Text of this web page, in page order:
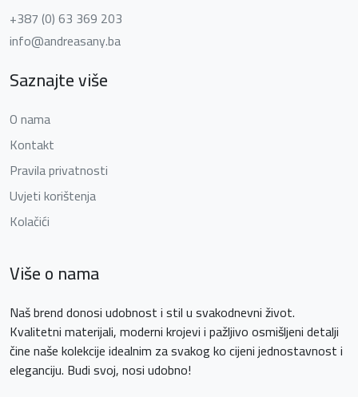
+387 (0) 63 369 203
info@andreasany.ba
Saznajte više
O nama
Kontakt
Pravila privatnosti
Uvjeti korištenja
Kolačići
Više o nama
Naš brend donosi udobnost i stil u svakodnevni život.
Kvalitetni materijali, moderni krojevi i pažljivo osmišljeni detalji
čine naše kolekcije idealnim za svakog ko cijeni jednostavnost i
eleganciju. Budi svoj, nosi udobno!